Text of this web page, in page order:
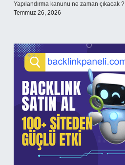
Yapılandırma kanunu ne zaman çıkacak ?
Temmuz 26, 2026